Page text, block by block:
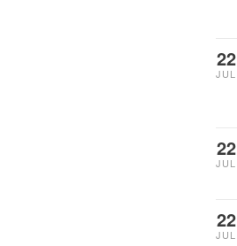
22
JUL
22
JUL
22
JUL